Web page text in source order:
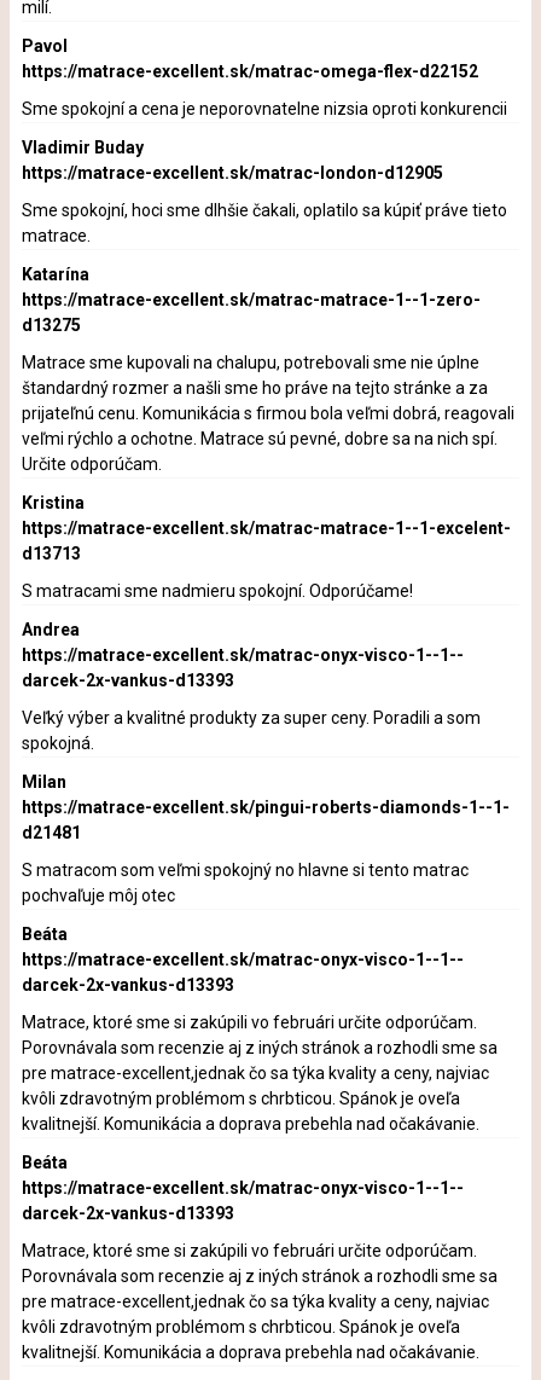
milí.
Pavol
https://matrace-excellent.sk/matrac-omega-flex-d22152
Sme spokojní a cena je neporovnatelne nizsia oproti konkurencii
Vladimir Buday
https://matrace-excellent.sk/matrac-london-d12905
Sme spokojní, hoci sme dlhšie čakali, oplatilo sa kúpiť práve tieto
matrace.
Katarína
https://matrace-excellent.sk/matrac-matrace-1--1-zero-
d13275
Matrace sme kupovali na chalupu, potrebovali sme nie úplne
štandardný rozmer a našli sme ho práve na tejto stránke a za
prijateľnú cenu. Komunikácia s firmou bola veľmi dobrá, reagovali
veľmi rýchlo a ochotne. Matrace sú pevné, dobre sa na nich spí.
Určite odporúčam.
Kristina
https://matrace-excellent.sk/matrac-matrace-1--1-excelent-
d13713
S matracami sme nadmieru spokojní. Odporúčame!
Andrea
https://matrace-excellent.sk/matrac-onyx-visco-1--1--
darcek-2x-vankus-d13393
Veľký výber a kvalitné produkty za super ceny. Poradili a som
spokojná.
Milan
https://matrace-excellent.sk/pingui-roberts-diamonds-1--1-
d21481
S matracom som veľmi spokojný no hlavne si tento matrac
pochvaľuje môj otec
Beáta
https://matrace-excellent.sk/matrac-onyx-visco-1--1--
darcek-2x-vankus-d13393
Matrace, ktoré sme si zakúpili vo februári určite odporúčam.
Porovnávala som recenzie aj z iných stránok a rozhodli sme sa
pre matrace-excellent,jednak čo sa týka kvality a ceny, najviac
kvôli zdravotným problémom s chrbticou. Spánok je oveľa
kvalitnejší. Komunikácia a doprava prebehla nad očakávanie.
Beáta
https://matrace-excellent.sk/matrac-onyx-visco-1--1--
darcek-2x-vankus-d13393
Matrace, ktoré sme si zakúpili vo februári určite odporúčam.
Porovnávala som recenzie aj z iných stránok a rozhodli sme sa
pre matrace-excellent,jednak čo sa týka kvality a ceny, najviac
kvôli zdravotným problémom s chrbticou. Spánok je oveľa
kvalitnejší. Komunikácia a doprava prebehla nad očakávanie.